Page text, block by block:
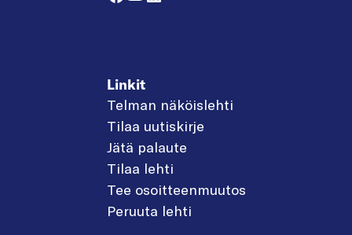
Linkit
Telman näköislehti
Tilaa uutiskirje
Jätä palaute
Tilaa lehti
Tee osoitteenmuutos
Peruuta lehti